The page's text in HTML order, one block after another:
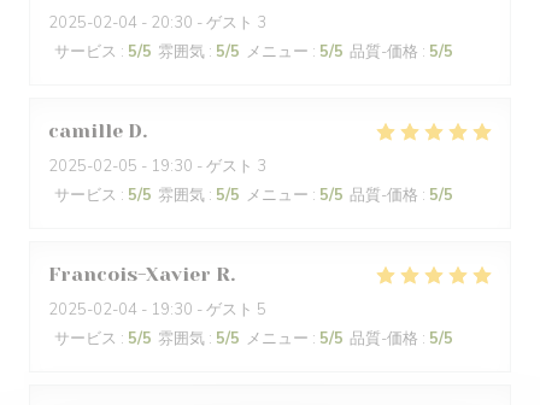
2025-02-04 - 20:30 - ゲスト 3
サービス : 5/5 雰囲気 : 5/5 メニュー : 5/5 品質-価格 : 5/5
camille D
2025-02-05 - 19:30 - ゲスト 3
サービス : 5/5 雰囲気 : 5/5 メニュー : 5/5 品質-価格 : 5/5
Francois-Xavier R
2025-02-04 - 19:30 - ゲスト 5
サービス : 5/5 雰囲気 : 5/5 メニュー : 5/5 品質-価格 : 5/5